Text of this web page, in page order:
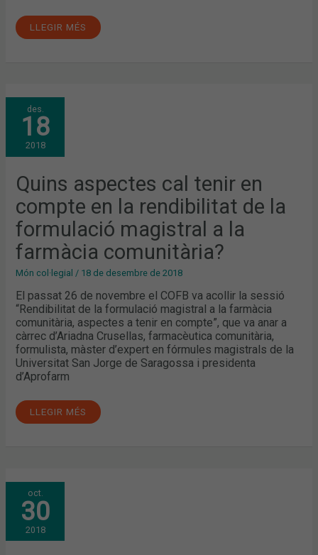
LLEGIR MÉS
des.
18
2018
Quins aspectes cal tenir en
compte en la rendibilitat de la
formulació magistral a la
farmàcia comunitària?
Món col·legial / 18 de desembre de 2018
El passat 26 de novembre el COFB va acollir la sessió
“Rendibilitat de la formulació magistral a la farmàcia
comunitària, aspectes a tenir en compte”, que va anar a
càrrec d’Ariadna Crusellas, farmacèutica comunitària,
formulista, màster d’expert en fórmules magistrals de la
Universitat San Jorge de Saragossa i presidenta
d’Aprofarm
QUINS
ASPECTES
CAL
TENIR
EN
COMPTE
EN
RENDIBILITAT
DE
LA
FORMULACIÓ
MAGISTRAL
LA
FARMÀCIA
COMUNITÀRIA?
LLEGIR MÉS
oct.
30
2018
“LA
SALUT
ENS
CONNECTA”,
LEMA
D’INFARMA
BARCELONA